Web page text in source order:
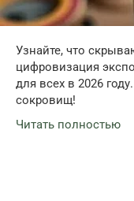
Узнайте, что
цифровизация
для всех в 2026
сокровищ!
Читать полностью